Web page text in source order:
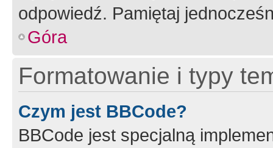
odpowiedź. Pamiętaj
Góra
Formatowanie i typy
Czym jest BBCode?
BBCode jest specjalną